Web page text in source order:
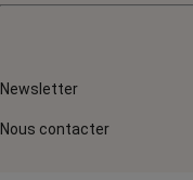
Newsletter
Nous contacter